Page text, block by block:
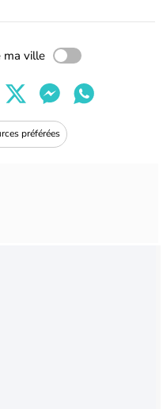
ma ville
préférées